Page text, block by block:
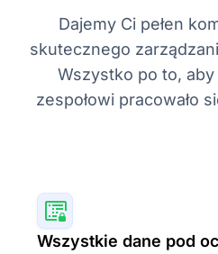
Dajemy Ci pełen
skutecznego
Wszystko po to,
zespołowi pracowało
Wszystkie dane pod